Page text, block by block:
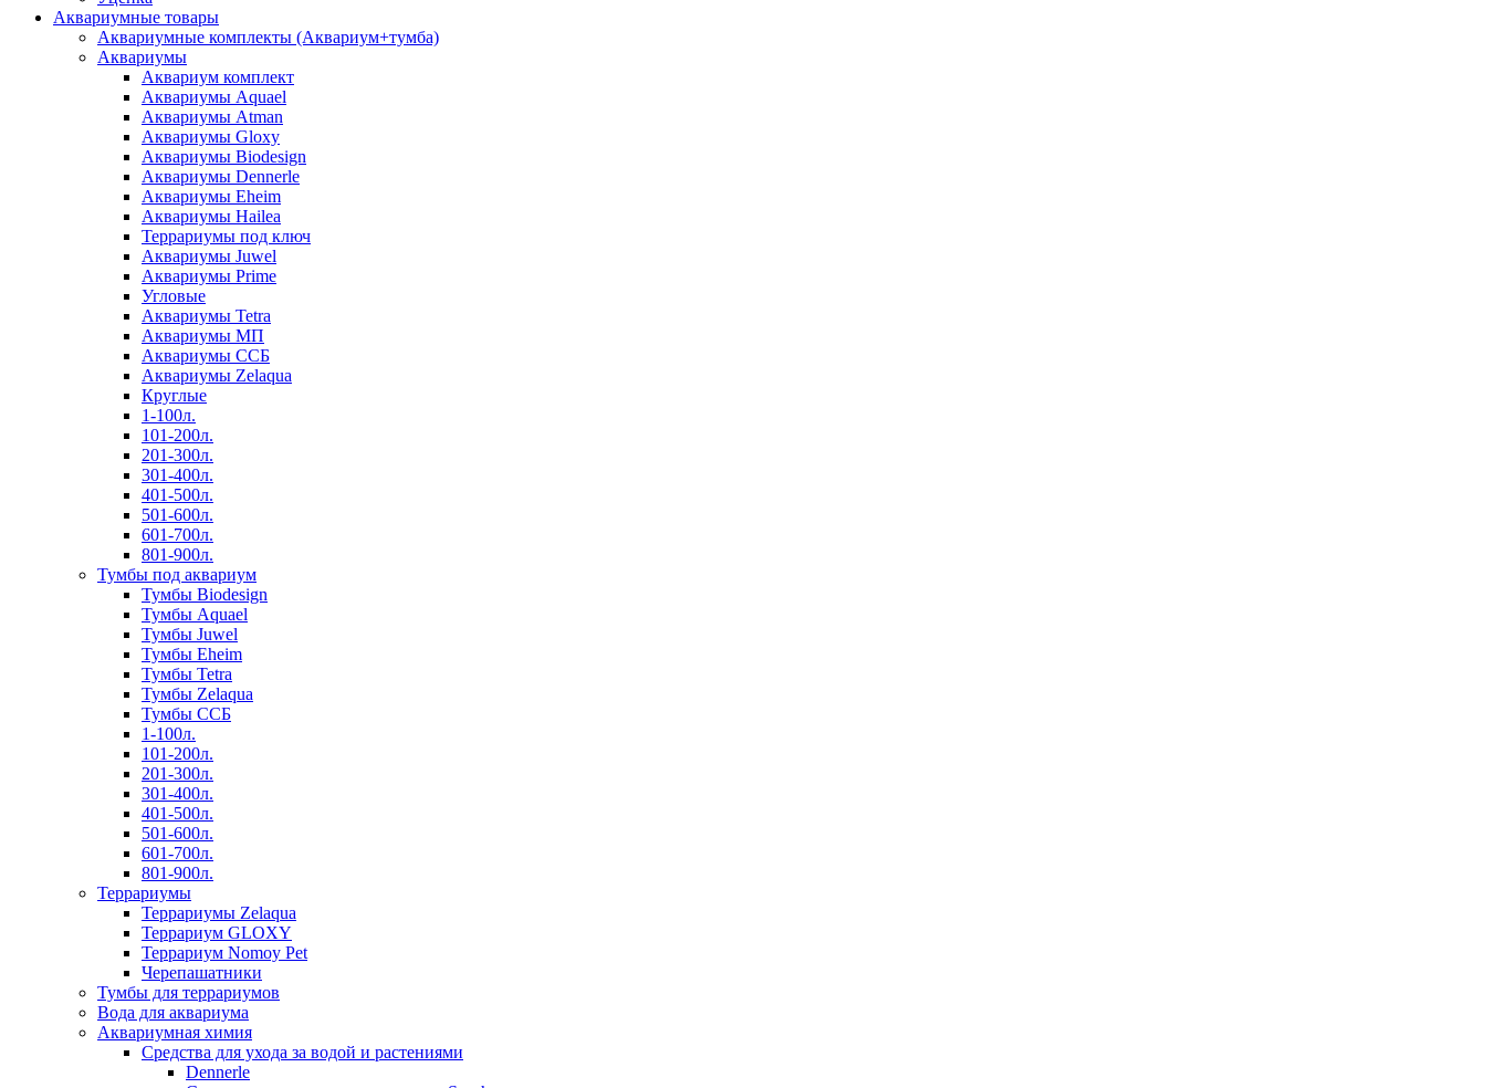
Аквариумные товары
Аквариумные комплекты (Аквариум+тумба)
Аквариумы
Аквариум комплект
Аквариумы Aquael
Аквариумы Atman
Аквариумы Gloxy
Аквариумы Biodesign
Аквариумы Dennerle
Аквариумы Eheim
Аквариумы Hailea
Террариумы под ключ
Аквариумы Juwel
Аквариумы Prime
Угловые
Аквариумы Tetra
Аквариумы МП
Аквариумы ССБ
Аквариумы Zelaqua
Круглые
1-100л.
101-200л.
201-300л.
301-400л.
401-500л.
501-600л.
601-700л.
801-900л.
Тумбы под аквариум
Тумбы Biodesign
Тумбы Aquael
Тумбы Juwel
Тумбы Eheim
Тумбы Tetra
Тумбы Zelaqua
Тумбы ССБ
1-100л.
101-200л.
201-300л.
301-400л.
401-500л.
501-600л.
601-700л.
801-900л.
Террариумы
Террариумы Zelaqua
Террариум GLOXY
Террариум Nomoy Pet
Черепашатники
Тумбы для террариумов
Вода для аквариума
Аквариумная химия
Средства для ухода за водой и растениями
Dennerle